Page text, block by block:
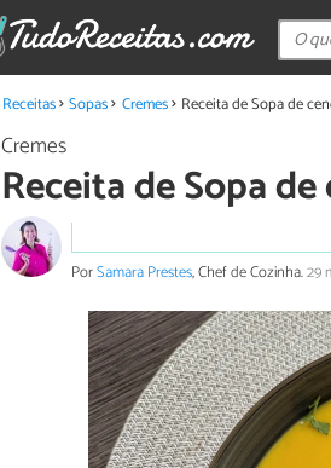
Receitas Sopas Cremes Receita de Sopa de
Cremes
Receita de Sopa
PorSamara Prestes, Chef de Cozinha.29